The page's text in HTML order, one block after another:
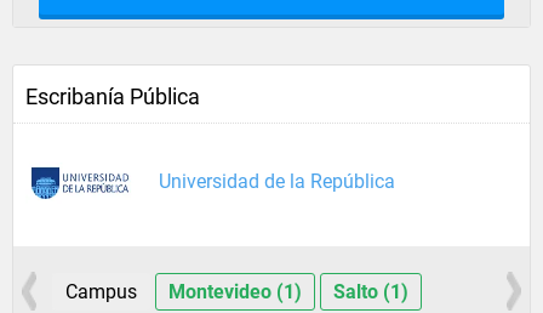
Escribanía Pública
Universidad de la República
Campus Montevideo (1) Salto (1)